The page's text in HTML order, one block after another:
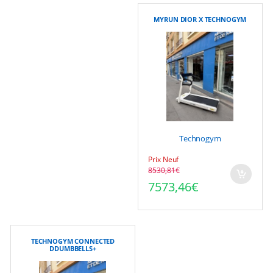
MYRUN DIOR X TECHNOGYM
Technogym
Prix Neuf
8530,81€
Le prix initial était :
7573,46€
Le prix actuel est :
TECHNOGYM CONNECTED
DDUMBBELLS+